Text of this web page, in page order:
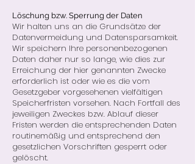
Löschung bzw. Sperrung der Daten
Wir halten uns an die Grundsätze der
Datenvermeidung und Datensparsamkeit.
Wir speichern Ihre personenbezogenen
Daten daher nur so lange, wie dies zur
Erreichung der hier genannten Zwecke
erforderlich ist oder wie es die vom
Gesetzgeber vorgesehenen vielfältigen
Speicherfristen vorsehen. Nach Fortfall des
jeweiligen Zweckes bzw. Ablauf dieser
Fristen werden die entsprechenden Daten
routinemäßig und entsprechend den
gesetzlichen Vorschriften gesperrt oder
gelöscht.